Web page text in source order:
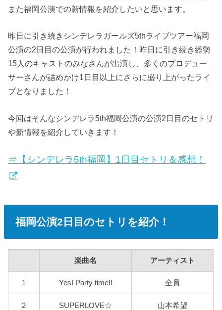
また福岡公演での新情報を紹介したいと思います。
昨日に引き続きシンデレラガールズ5thライブツアー福岡
公演の2日目の公演が行われました！昨日に引き続き総勢
15人のキャストのみなさんが出演し、多くのプロデュー
サーさんが詰めかけ1日目以上にさらに盛り上がったライ
ブとなりました！
今回はそんなシンデレラ5th福岡公演の公演2日目のセトリ
や新情報を紹介していきます！
⇒【シンデレラ5th福岡】1日目セトリ＆感想！
福岡公演2日目のセトリを紹介！
楽曲名 アーティスト
1 Yes! Party time!! 全員
2 SUPERLOVE☆ 山本希望